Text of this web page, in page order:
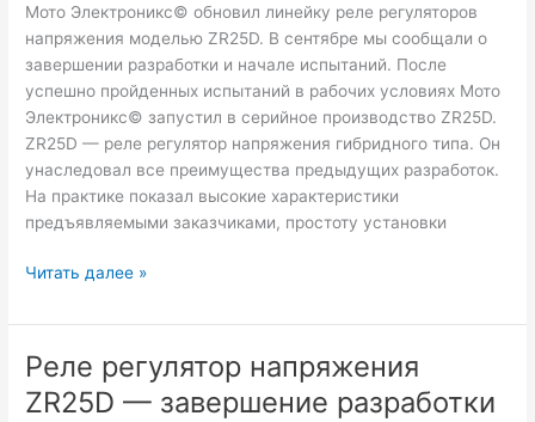
Мото Электроникс© обновил линейку реле регуляторов
напряжения моделью ZR25D. В сентябре мы сообщали о
завершении разработки и начале испытаний. После
успешно пройденных испытаний в рабочих условиях Мото
Электроникс© запустил в серийное производство ZR25D.
ZR25D — реле регулятор напряжения гибридного типа. Он
унаследовал все преимущества предыдущих разработок.
На практике показал высокие характеристики
предъявляемыми заказчиками, простоту установки
Серийное
Реле
Регулятора
напряжения
ZR25D
Читать далее »
Реле регулятор напряжения
ZR25D — завершение разработки